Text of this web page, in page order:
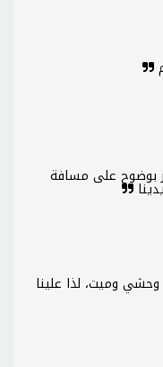
بوضوح على مسافة
وميت، لذا علينا